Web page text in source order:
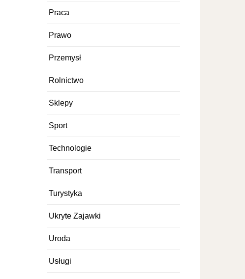
Praca
Prawo
Przemysł
Rolnictwo
Sklepy
Sport
Technologie
Transport
Turystyka
Ukryte Zajawki
Uroda
Usługi